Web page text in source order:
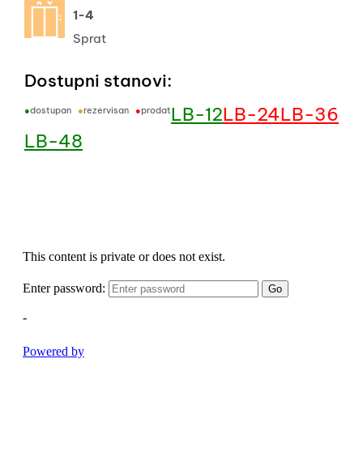
1-4
Sprat
Dostupni stanovi:
●dostupan ●rezervisan ●prodatLB-12LB-24LB-36
LB-48